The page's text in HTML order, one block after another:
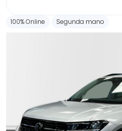
100% Online Segunda mano